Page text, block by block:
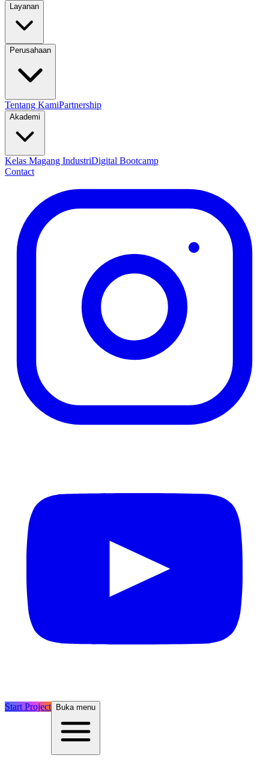
Layanan
Perusahaan
Tentang KamiPartnership
Akademi
Kelas Magang IndustriDigital Bootcamp
Contact
Start Project Buka menu